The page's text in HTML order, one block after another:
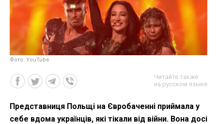
Фото: YouTube
Читайте также
на русском языке
Представниця Польщі на Євробаченні приймала у
себе вдома українців, які тікали від війни. Вона досі